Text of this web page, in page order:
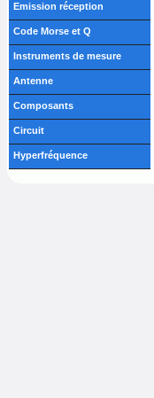
Emission réception
Code Morse et Q
Instruments de mesure
Antenne
Composants
Circuit
Hyperfréquence